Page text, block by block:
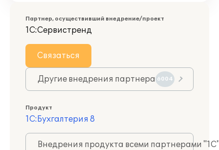
Партнер, осуществивший внедрение/проект
1С:Сервистренд
Связаться
Другие внедрения партнера 6004
Продукт
1С:Бухгалтерия 8
Внедрения продукта всеми партнерами